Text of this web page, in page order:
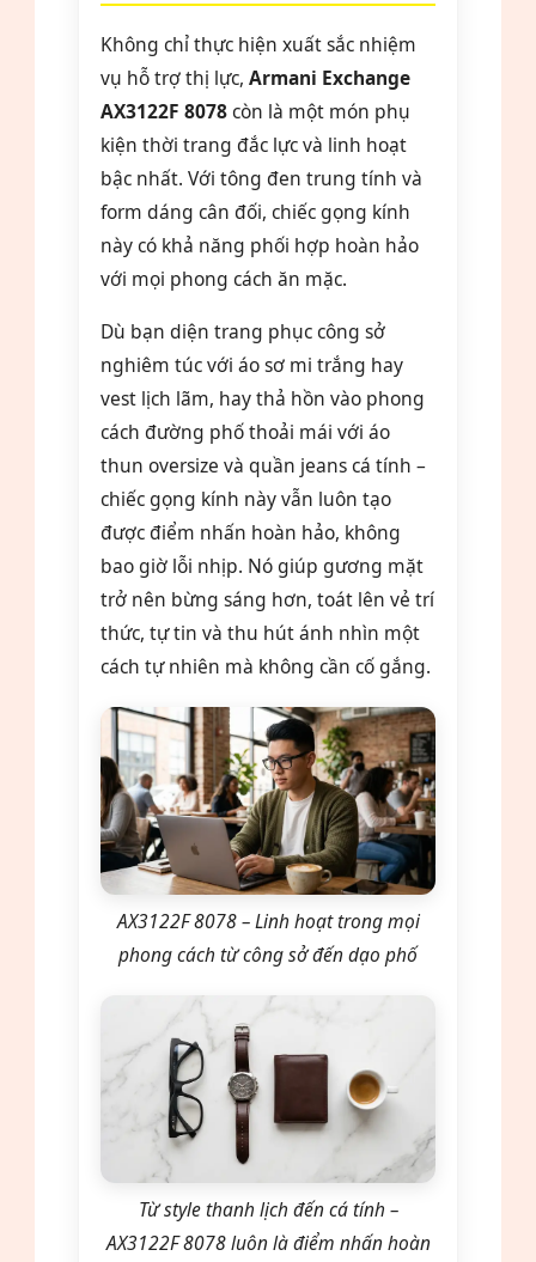
Không chỉ thực hiện xuất sắc nhiệm
vụ hỗ trợ thị lực, Armani Exchange
AX3122F 8078còn là một món phụ
kiện thời trang đắc lực và linh hoạt
bậc nhất. Với tông đen trung tính và
form dáng cân đối, chiếc gọng kính
này có khả năng phối hợp hoàn hảo
với mọi phong cách ăn mặc.
Dù bạn diện trang phục công sở
nghiêm túc với áo sơ mi trắng hay
vest lịch lãm, hay thả hồn vào phong
cách đường phố thoải mái với áo
thun oversize và quần jeans cá tính –
chiếc gọng kính này vẫn luôn tạo
được điểm nhấn hoàn hảo, không
bao giờ lỗi nhịp. Nó giúp gương mặt
trở nên bừng sáng hơn, toát lên vẻ trí
thức, tự tin và thu hút ánh nhìn một
cách tự nhiên mà không cần cố gắng.
AX3122F 8078 – Linh hoạt trong mọi
phong cách từ công sở đến dạo phố
Từ style thanh lịch đến cá tính –
AX3122F 8078 luôn là điểm nhấn hoàn